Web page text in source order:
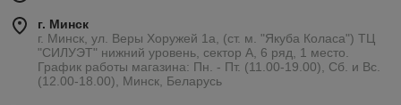
г. Минск
г. Минск, ул. Веры Хоружей 1а, (ст. м. "Якуба Коласа") ТЦ
"СИЛУЭТ" нижний уровень, сектор А, 6 ряд, 1 место.
График работы магазина: Пн. - Пт. (11.00-19.00), Сб. и Вс.
(12.00-18.00), Минск, Беларусь